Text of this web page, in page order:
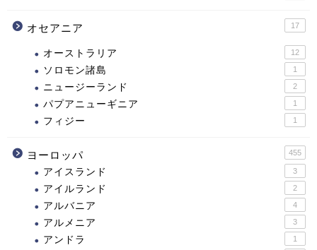
オセアニア 17
オーストラリア 12
ソロモン諸島 1
ニュージーランド 2
パプアニューギニア 1
フィジー 1
ヨーロッパ 455
アイスランド 3
アイルランド 2
アルバニア 4
アルメニア 3
アンドラ 1